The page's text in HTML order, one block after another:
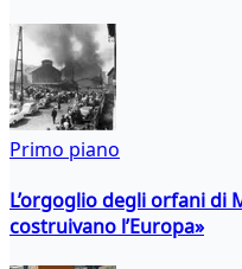
Primo piano
L’orgoglio degli orfani di
costruivano l’Europa»